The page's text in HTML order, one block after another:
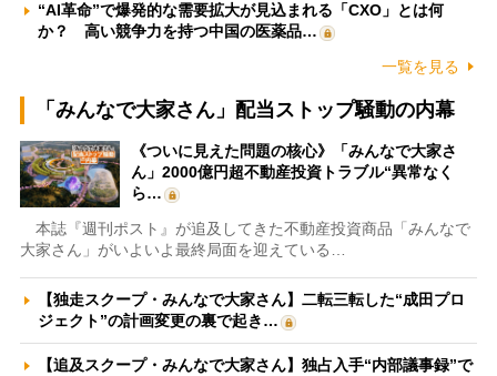
“AI革命”で爆発的な需要拡大が見込まれる「CXO」とは何
か？ 高い競争力を持つ中国の医薬品…
一覧を見る
「みんなで大家さん」配当ストップ騒動の内幕
《ついに見えた問題の核心》「みんなで大家さ
ん」2000億円超不動産投資トラブル“異常なく
ら…
本誌『週刊ポスト』が追及してきた不動産投資商品「みんなで
大家さん」がいよいよ最終局面を迎えている…
【独走スクープ・みんなで大家さん】二転三転した“成田プロ
ジェクト”の計画変更の裏で起き…
【追及スクープ・みんなで大家さん】独占入手“内部議事録”で